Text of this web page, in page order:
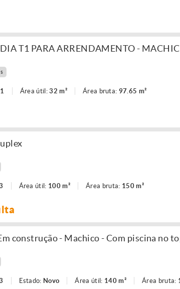
T1 PARA ARRENDAMENTO -
Área útil:32 m² Área bruta: 97.65 m²
Área útil: 100 m² Área bruta: 150 m²
construção - Machico - Com piscina no
Estado: Novo Área útil: 140 m² Área bruta: